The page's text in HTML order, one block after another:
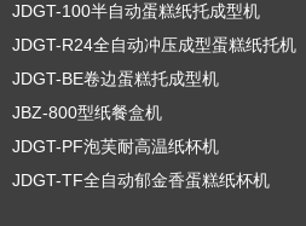
JDGT-100半自动蛋糕纸托成型机
JDGT-R24全自动冲压成型蛋糕纸托机
JDGT-BE卷边蛋糕托成型机
JBZ-800型纸餐盒机
JDGT-PF泡芙耐高温纸杯机
JDGT-TF全自动郁金香蛋糕纸杯机